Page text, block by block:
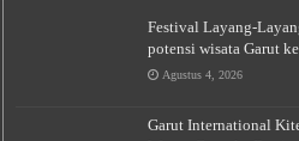
Festival Layang-
potensi wisata Garut
Agustus 4, 2026
Garut International